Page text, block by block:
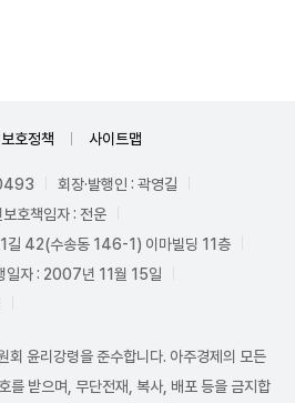
호정책 사이트맵
회장·발행인 : 곽영길
보호책임자 : 전운
1길 42(수송동 146-1) 이마빌딩 11층
일자 : 2007년 11월 15일
회 윤리강령을 준수합니다. 아주경제의 모든
를 받으며, 무단전재, 복사, 배포 등을 금지합